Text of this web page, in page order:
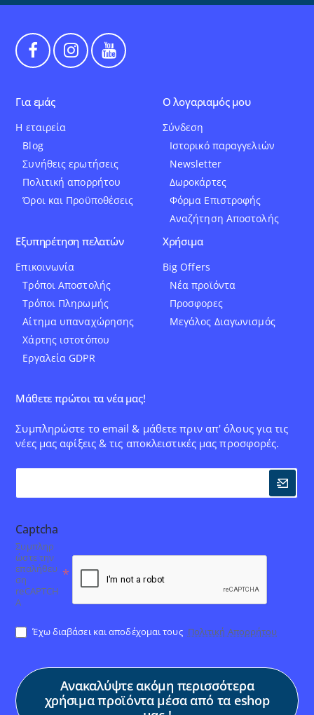
Για εμάς
Η εταιρεία
Blog
Συνήθεις ερωτήσεις
Πολιτική απορρήτου
Όροι και Προϋποθέσεις
Ο λογαριαμός μου
Σύνδεση
Ιστορικό παραγγελιών
Newsletter
Δωροκάρτες
Φόρμα Επιστροφής
Αναζήτηση Αποστολής
Εξυπηρέτηση πελατών
Επικοινωνία
Τρόποι Αποστολής
Τρόποι Πληρωμής
Αίτημα υπαναχώρησης
Χάρτης ιστοτόπου
Εργαλεία GDPR
Χρήσιμα
Big Offers
Νέα προϊόντα
Προσφορες
Μεγάλος Διαγωνισμός
Μάθετε πρώτοι τα νέα μας!
Συμπληρώστε το email & μάθετε πριν απ' όλους για τις
νέες μας αφίξεις & τις αποκλειστικές μας προσφορές.
Captcha
Συμπληρ
ώστε την
επαλήθευ
ση
reCAPTCH
A
Έχω διαβάσει και αποδέχομαι τους Πολιτική Απορρήτου
Ανακαλύψτε ακόμη περισσότερα
χρήσιμα προϊόντα μέσα από τα eshop